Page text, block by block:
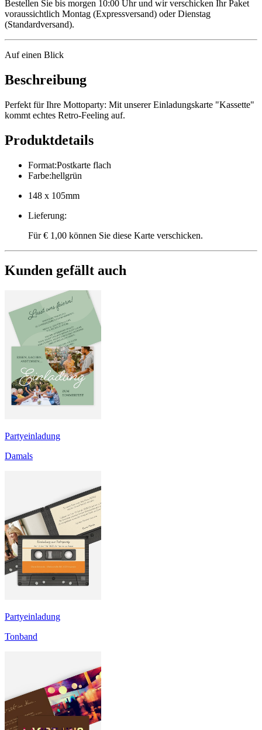
Bestellen Sie bis morgen 10:00 Uhr und wir verschicken Ihr Paket
voraussichtlich Montag (Expressversand) oder Dienstag
(Standardversand).
Auf einen Blick
Beschreibung
Perfekt für Ihre Mottoparty: Mit unserer Einladungskarte "Kassette"
kommt echtes Retro-Feeling auf.
Produktdetails
Format:Postkarte flach
Farbe:hellgrün
148 x 105mm
Lieferung:
Für € 1,00 können Sie diese Karte verschicken.
Kunden gefällt auch
Partyeinladung
Damals
Partyeinladung
Tonband